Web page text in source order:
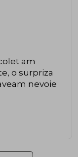
am
o surpriza
nevoie